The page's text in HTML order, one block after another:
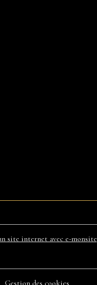
site internet avec e-monsite
Gestion des cookies